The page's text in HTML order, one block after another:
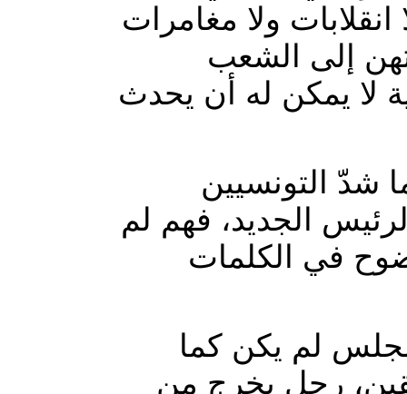
ولا مغامرات
إلى الشعب
لا يمكن له أن يحدث
شدّ التونسيين
الجديد، فهم لم
في الكلمات
لم يكن كما
رجل يخرج من